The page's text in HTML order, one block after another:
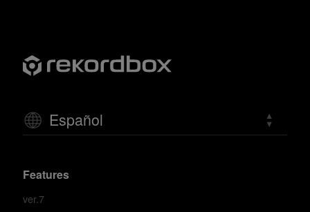
Español
Features
ver.7